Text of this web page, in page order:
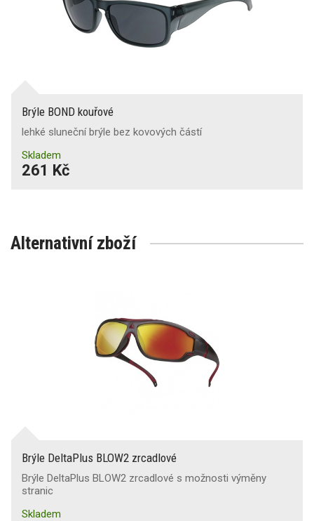
Brýle BOND kouřové
lehké sluneční brýle bez kovových částí
Skladem
261 Kč
Alternativní zboží
Brýle DeltaPlus BLOW2 zrcadlové
Brýle DeltaPlus BLOW2 zrcadlové s možnosti výměny
stranic
Skladem